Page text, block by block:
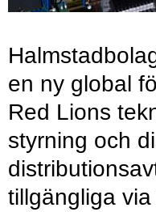
en ny global
Red Lions
styrning och
tillgängliga